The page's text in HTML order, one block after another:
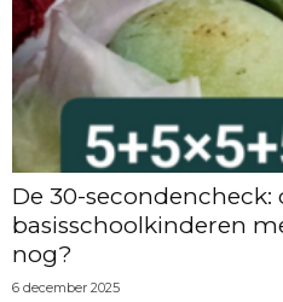
De 30-secondencheck:
basisschoolkinderen
nog?
6 december 2025